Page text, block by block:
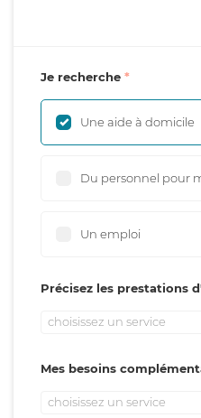
Je recherche
Une aide à domicile
Du personnel pour
Un emploi
Précisez les prestations
choisissez un service
Mes besoins
choisissez un service